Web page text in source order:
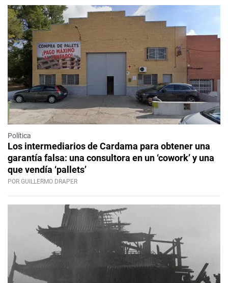
Política
Los intermediarios de Cardama para obtener una
garantía falsa: una consultora en un ‘cowork’ y una
que vendía ‘pallets’
POR GUILLERMO DRAPER